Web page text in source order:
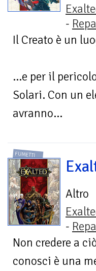
-
Il Creato è un
...e per il
Solari. Con un
avranno...
FUMETTI
Altro
-
Non credere a
conosci è una